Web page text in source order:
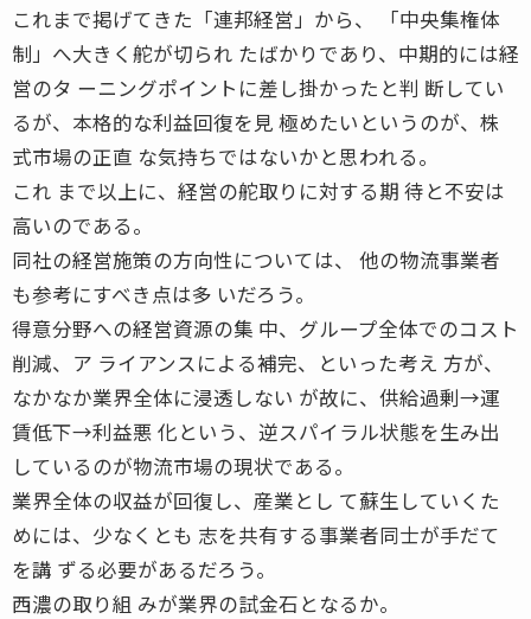
これまで掲げてきた「連邦経営」から、 「中央集権体
制」へ大きく舵が切られ たばかりであり、中期的には経
営のタ ーニングポイントに差し掛かったと判 断してい
るが、本格的な利益回復を見 極めたいというのが、株
式市場の正直 な気持ちではないかと思われる。
これ まで以上に、経営の舵取りに対する期 待と不安は
高いのである。
同社の経営施策の方向性については、 他の物流事業者
も参考にすべき点は多 いだろう。
得意分野への経営資源の集 中、グループ全体でのコスト
削減、ア ライアンスによる補完、といった考え 方が、
なかなか業界全体に浸透しない が故に、供給過剰→運
賃低下→利益悪 化という、逆スパイラル状態を生み出
しているのが物流市場の現状である。
業界全体の収益が回復し、産業とし て蘇生していくた
めには、少なくとも 志を共有する事業者同士が手だて
を講 ずる必要があるだろう。
西濃の取り組 みが業界の試金石となるか。